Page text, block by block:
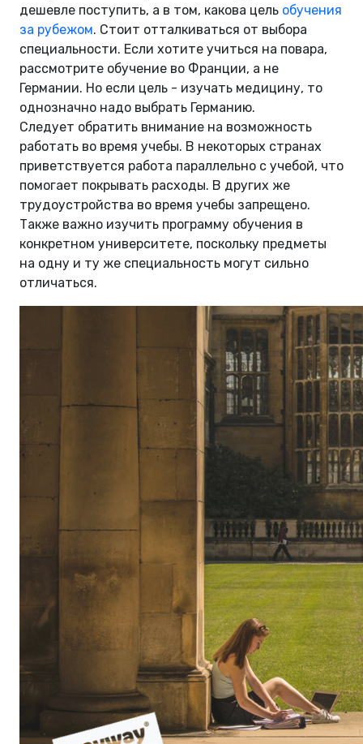
дешевле поступить, а в том, какова цель обучения
за рубежом. Стоит отталкиваться от выбора
специальности. Если хотите учиться на повара,
рассмотрите обучение во Франции, а не
Германии. Но если цель - изучать медицину, то
однозначно надо выбрать Германию.
Следует обратить внимание на возможность
работать во время учебы. В некоторых странах
приветствуется работа параллельно с учебой, что
помогает покрывать расходы. В других же
трудоустройства во время учебы запрещено.
Также важно изучить программу обучения в
конкретном университете, поскольку предметы
на одну и ту же специальность могут сильно
отличаться.